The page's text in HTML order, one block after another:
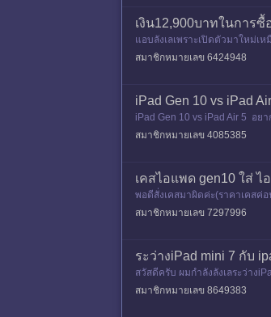
เงิน12,900บาทในการซื้
แอบลังเลเพราะเปิดตัวมาใหม่เ
ไหนดีต่างกันแค่นิดเดีย
สมาชิกหมายเลข 6424948
iPad Gen 10 vs iPad
iPad Gen 10 vs iPad Air 5 อ
ยคะ Gen10จ
สมาชิกหมายเลข 4085385
เคสไอแพด gen10 ใส่ ไ
พอดีสั่งเคสมาผิดค่ะ(ราคาเคสค่
สมาชิกหมายเลข 7297996
ระว่างiPad mini 7 กับ
สวัสดีครับ ผมกำลังลังเลระว่าง
สมาชิกหมายเลข 8649383